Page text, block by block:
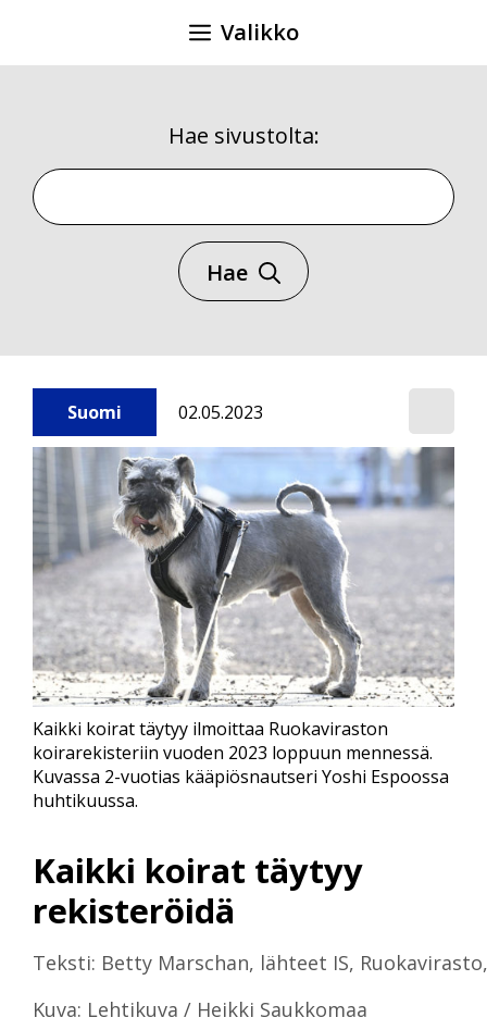
Valikko
Hae sivustolta:
Hae sivustolta
Hae
Suomi 02.05.2023
Kaikki koirat täytyy
rekisteröidä
Teksti: Betty Marschan, lähteet IS,
Kuva: Lehtikuva / Heikki Saukkomaa
Kaikki koirat täytyy ilmoittaa Ruokaviraston
koirarekisteriin vuoden 2023 loppuun mennessä.
Kuvassa 2-vuotias kääpiösnautseri Yoshi Espoossa
huhtikuussa.